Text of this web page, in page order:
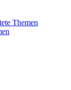
Themen